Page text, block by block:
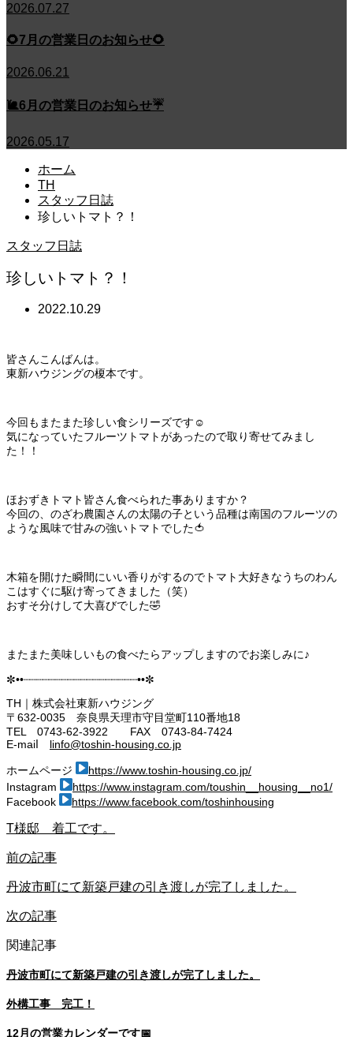
2026.07.27
🌻7月の営業日のお知らせ🌻
2026.06.21
🐌6月の営業日のお知らせ☔
2026.05.17
ホーム
TH
スタッフ日誌
珍しいトマト？！
スタッフ日誌
珍しいトマト？！
2022.10.29
皆さんこんばんは。
東新ハウジングの榎本です。
今回もまたまた珍しい食シリーズです☺
気になっていたフルーツトマトがあったので取り寄せてみまし
た！！
ほおずきトマト皆さん食べられた事ありますか？
今回の、のざわ農園さんの太陽の子という品種は南国のフルーツの
ような風味で甘みの強いトマトでした🍅
木箱を開けた瞬間にいい香りがするのでトマト大好きなうちのわん
こはすぐに駆け寄ってきました（笑）
おすそ分けして大喜びでした🤣
またまた美味しいもの食べたらアップしますのでお楽しみに♪
✼••┈┈┈┈┈┈┈┈┈┈┈┈┈┈┈┈┈┈••✼
TH｜株式会社東新ハウジング
〒632-0035 奈良県天理市守目堂町110番地18
TEL 0743-62-3922 FAX 0743-84-7424
E-maiⅼ linfo@toshin-housing.co.jp
ホームページ
https://www.toshin-housing.co.jp/
Instagram
https://www.instagram.com/toushin__housing__no1/
Facebook
https://www.facebook.com/toshinhousing
T様邸 着工です。
前の記事
丹波市町にて新築戸建の引き渡しが完了しました。
次の記事
関連記事
丹波市町にて新築戸建の引き渡しが完了しました。
外構工事 完工！
12月の営業カレンダーです📅